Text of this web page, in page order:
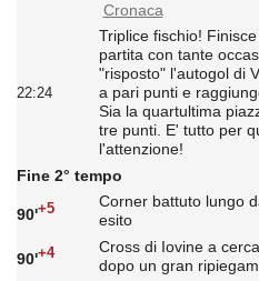
Cronaca
22:24
Triplice fischio!
partita con tante
"risposto" l'autogol di
a pari punti e
Sia la quartultima
tre punti. E' tutto per
l'attenzione!
Fine 2° tempo
90'+5
Corner battuto lungo
esito
90'+4
Cross di Iovine a
dopo un gran